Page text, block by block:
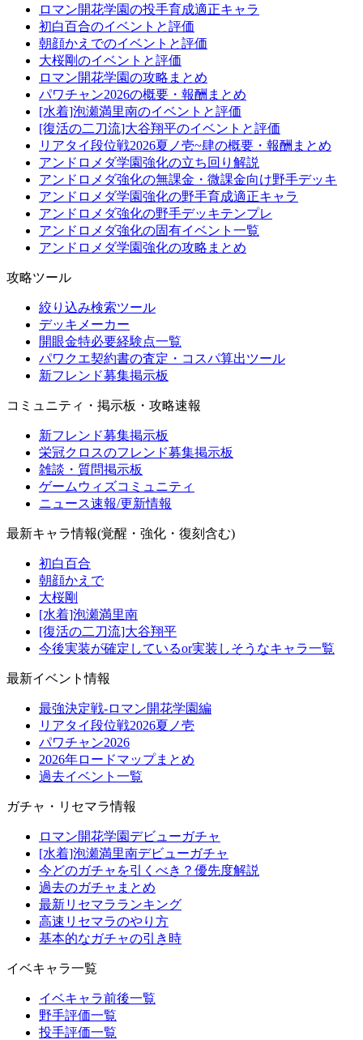
ロマン開花学園の投手育成適正キャラ
初白百合のイベントと評価
朝顔かえでのイベントと評価
大桜剛のイベントと評価
ロマン開花学園の攻略まとめ
パワチャン2026の概要・報酬まとめ
[水着]泡瀬満里南のイベントと評価
[復活の二刀流]大谷翔平のイベントと評価
リアタイ段位戦2026夏ノ壱~肆の概要・報酬まとめ
アンドロメダ学園強化の立ち回り解説
アンドロメダ強化の無課金・微課金向け野手デッキ
アンドロメダ学園強化の野手育成適正キャラ
アンドロメダ強化の野手デッキテンプレ
アンドロメダ強化の固有イベント一覧
アンドロメダ学園強化の攻略まとめ
攻略ツール
絞り込み検索ツール
デッキメーカー
開眼金特必要経験点一覧
パワクエ契約書の査定・コスパ算出ツール
新フレンド募集掲示板
コミュニティ・掲示板・攻略速報
新フレンド募集掲示板
栄冠クロスのフレンド募集掲示板
雑談・質問掲示板
ゲームウィズコミュニティ
ニュース速報/更新情報
最新キャラ情報(覚醒・強化・復刻含む)
初白百合
朝顔かえで
大桜剛
[水着]泡瀬満里南
[復活の二刀流]大谷翔平
今後実装が確定しているor実装しそうなキャラ一覧
最新イベント情報
最強決定戦-ロマン開花学園編
リアタイ段位戦2026夏ノ壱
パワチャン2026
2026年ロードマップまとめ
過去イベント一覧
ガチャ・リセマラ情報
ロマン開花学園デビューガチャ
[水着]泡瀬満里南デビューガチャ
今どのガチャを引くべき？優先度解説
過去のガチャまとめ
最新リセマラランキング
高速リセマラのやり方
基本的なガチャの引き時
イベキャラ一覧
イベキャラ前後一覧
野手評価一覧
投手評価一覧